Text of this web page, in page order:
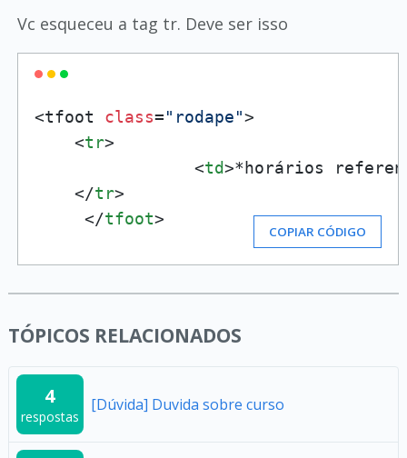
Vc esqueceu a tag tr. Deve ser isso
<tfoot class="rodape">
<tr>
<td>*horários
</tr>
</tfoot>
COPIAR CÓDIGO
TÓPICOS RELACIONADOS
4
respostas
[Dúvida] Duvida sobre curso